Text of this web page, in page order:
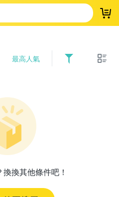
登
最高人氣
換其他條件吧！